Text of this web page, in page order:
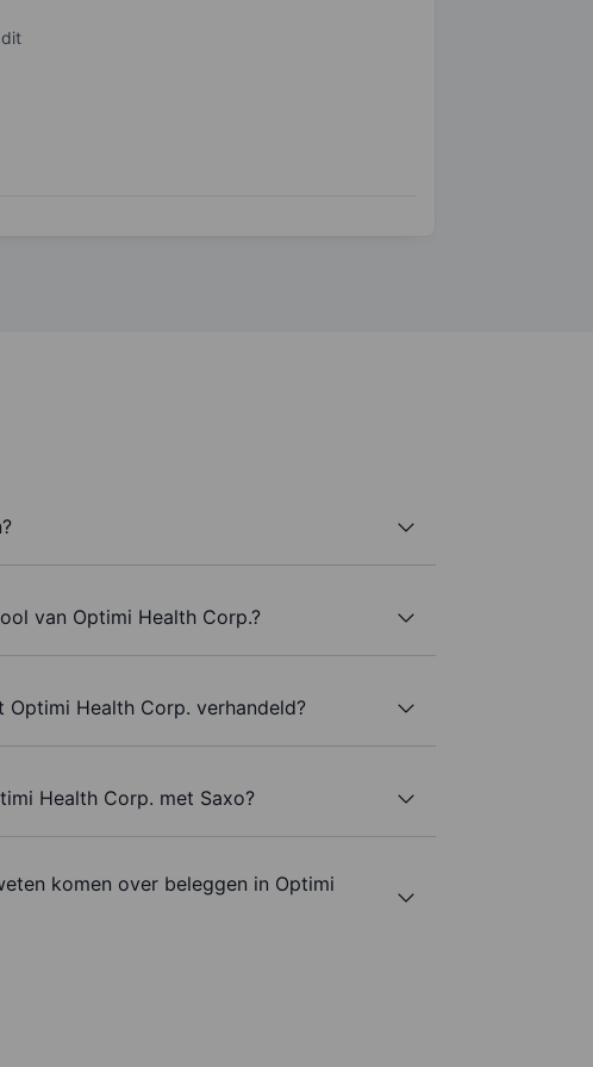
van Optimi Health Corp.?
Optimi Health Corp. verhandeld?
Health Corp. met Saxo?
komen over beleggen in Optimi